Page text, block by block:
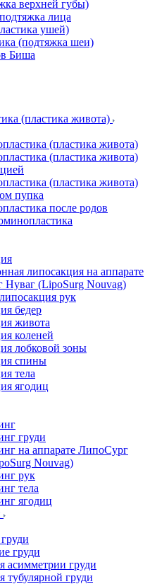
верхней губы)
лица
ушей)
(подтяжка шеи)
Биша
(пластика живота)
(пластика живота)
(пластика живота)
(пластика живота)
пупка
после родов
липосакция на аппарате
Нуваг (LipoSurg Nouvag)
рук
бедер
живота
коленей
лобковой зоны
спины
тела
ягодиц
груди
на аппарате ЛипоСург
Nouvag)
рук
тела
ягодиц
груди
асимметрии груди
тубулярной груди